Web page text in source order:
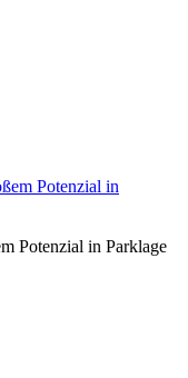
Potenzial in Parklage